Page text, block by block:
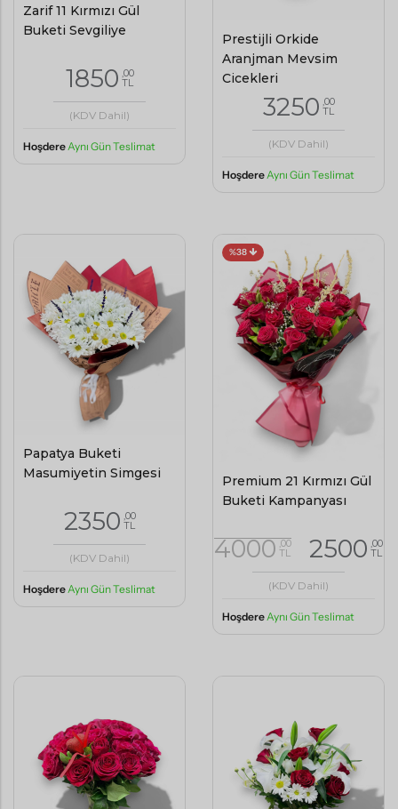
Zarif 11 Kırmızı Gül
Buketi Sevgiliye
1850 ,00
TL
(KDV Dahil)
HoşdereAynı Gün Teslimat
Prestijli Orkide
Aranjman Mevsim
Çiçekleri
3250 ,00
TL
(KDV Dahil)
Hoşdere Aynı Gün Teslimat
Papatya Buketi
Masumiyetin Simgesi
2350 ,00
TL
(KDV Dahil)
Hoşdere Aynı Gün Teslimat
%38
Premium 21 Kırmızı Gül
Buketi Kampanyası
4000 ,00
TL 2500 ,00
TL
(KDV Dahil)
Hoşdere Aynı Gün Teslimat